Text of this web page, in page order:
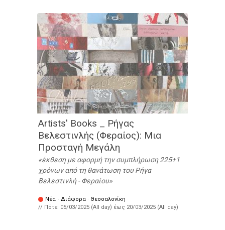
Artists' Books _ Ρήγας
Βελεστινλής (Φεραίος): Μια
Προσταγή Μεγάλη
έκθεση με αφορμή την συμπλήρωση 225+1
χρόνων από τη θανάτωση του Ρήγα
Βελεστινλή - Φεραίου
Νέα · Διάφορα · Θεσσαλονίκη
// Πότε: 05/03/2025 (All day) έως 20/03/2025 (All day)